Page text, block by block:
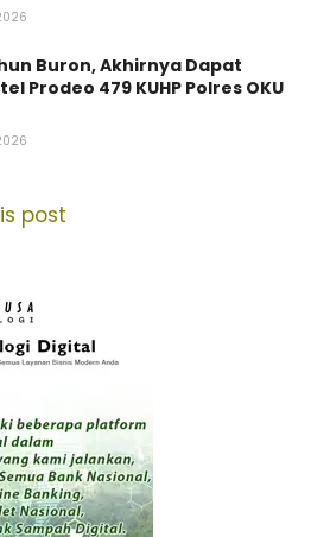
Buron, Akhirnya Dapat
Prodeo 479 KUHP Polres OKU
post